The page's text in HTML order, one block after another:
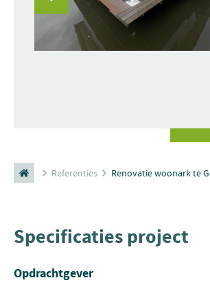
Referenties Renovatie woonark te
Specificaties project
Opdrachtgever